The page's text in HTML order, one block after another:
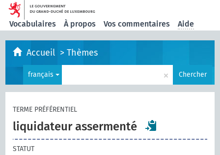
Vocabulaires À propos Vos commentaires Aide
Accueil >Thèmes
français × Chercher
TERME PRÉFÉRENTIEL
liquidateur assermenté
STATUT